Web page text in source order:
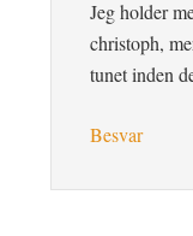
Jeg holder
christoph,
tunet inden
Besvar